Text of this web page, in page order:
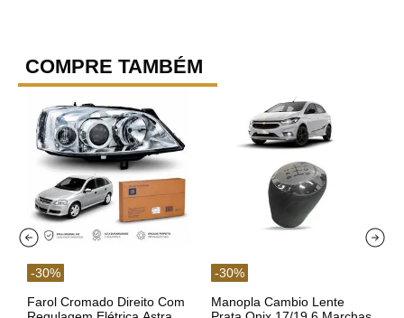
COMPRE TAMBÉM
-30%
Farol Cromado Direito Com
-30%
Manopla Cambio Lente